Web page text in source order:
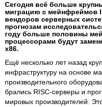
Сегодня всё больше
миграцию с мейнфреймов
вендоров серверных
прогнозам
году больше половины
процессорами будут
x86.
Ещё несколько лет назад
инфраструктуру на основе
производительного
брались RISC-серверы и
мировых производителей.